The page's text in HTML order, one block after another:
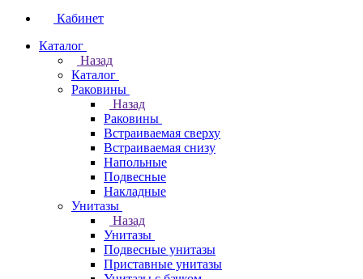
Кабинет
Каталог
Назад
Каталог
Раковины
Назад
Раковины
Встраиваемая сверху
Встраиваемая снизу
Напольные
Подвесные
Накладные
Унитазы
Назад
Унитазы
Подвесные унитазы
Приставные унитазы